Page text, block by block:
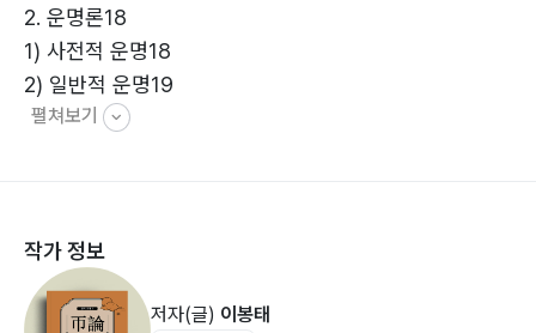
脫)된 행동은 선인들의 노고를 욕되게 하는 일이며, 더구
나 사술(詐術)로 흘러간 선배들의 말로가 아름답지 못한
것이 역사가 말하고 있기 때문일 것이다. 이러한 문제를
가슴 깊이 새기고 정신을 가다듬고 좋은 결과를 이루기를
2. 운명론18
1) 사전적 운명18
2) 일반적 운명19
3) 역학적 운명20
제2장 명리 잡론(帀論)
1. 역학의 태동36
펼쳐보기
작가 정보
저자(글) 이봉태